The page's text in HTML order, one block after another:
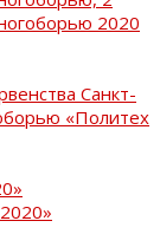
2020
Санкт-
«Политех